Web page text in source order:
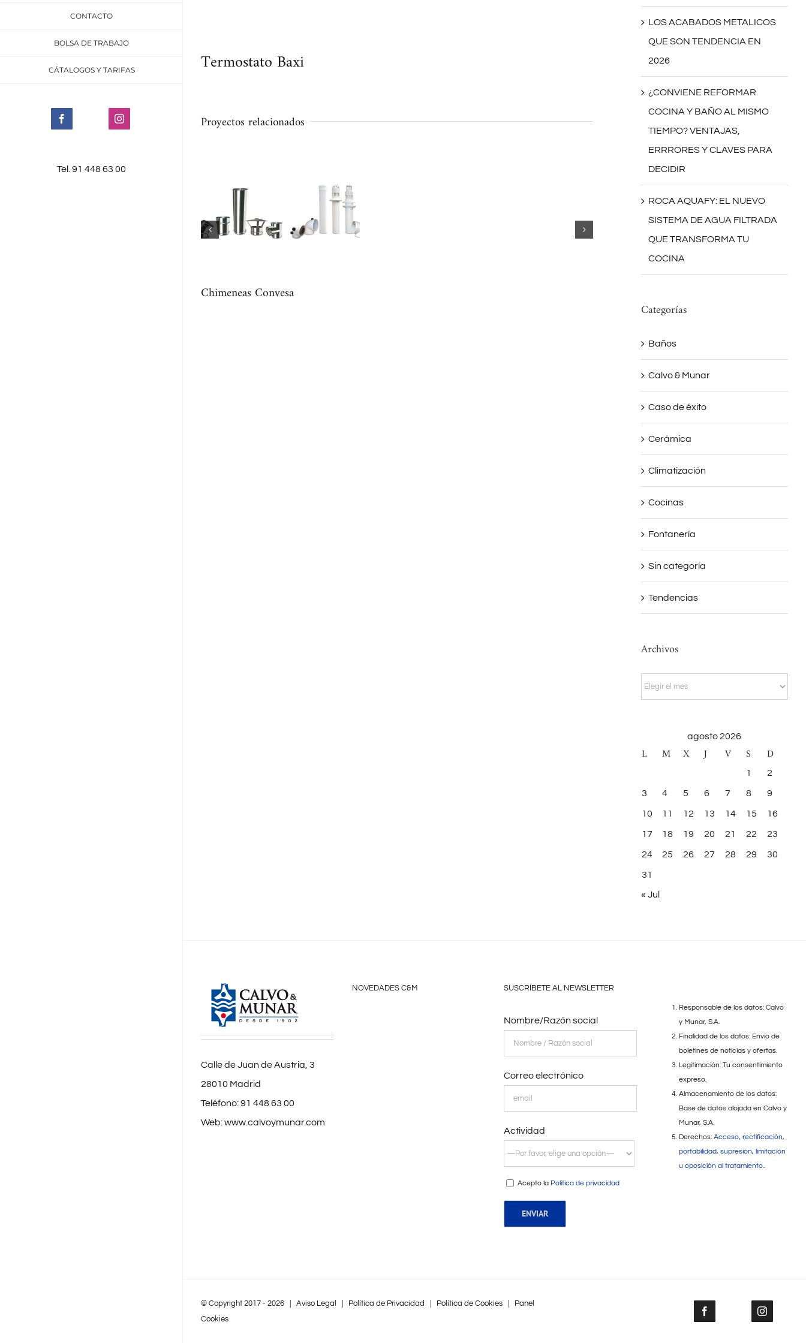
CONTACTO
BOLSA DE TRABAJO
CÁTALOGOS Y TARIFAS
Facebook Instagram
Tel. 91 448 63 00
Termostato Baxi
Proyectos relacionados
Chimeneas Convesa
LOS ACABADOS METALICOS
QUE SON TENDENCIA EN
2026
¿CONVIENE REFORMAR
COCINA Y BAÑO AL MISMO
TIEMPO? VENTAJAS,
ERRRORES Y CLAVES PARA
DECIDIR
ROCA AQUAFY: EL NUEVO
SISTEMA DE AGUA FILTRADA
QUE TRANSFORMA TU
COCINA
Categorías
Baños
Calvo & Munar
Caso de éxito
Cerámica
Climatización
Cocinas
Fontanería
Sin categoría
Tendencias
Archivos
Archivos
agosto 2026
L M X J V S D
1 2
3 4 5 6 7 8 9
10 11 12 13 14 15 16
17 18 19 20 21 22 23
24 25 26 27 28 29 30
31
« Jul
Calle de Juan de Austria, 3
28010 Madrid
Teléfono:91 448 63 00
Web:www.calvoymunar.com
NOVEDADES C&M SUSCRÍBETE AL NEWSLETTER
Nombre/Razón social
Correo electrónico
Actividad
Acepto la Política de privacidad
Responsable de los datos: Calvo
y Munar, S.A.
Finalidad de los datos: Envío de
boletines de noticias y ofertas.
Legitimación: Tu consentimiento
expreso.
Almacenamiento de los datos:
Base de datos alojada en Calvo y
Munar, S.A.
Derechos: Acceso, rectificación,
portabilidad, supresión, limitación
u oposición al tratamiento..
© Copyright 2017 - 2026 | Aviso Legal Política de Privacidad Política de Cookies
Panel
Cookies
Facebook Instagram